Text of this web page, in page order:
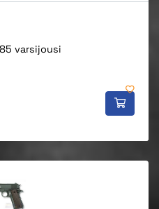
varsijousi